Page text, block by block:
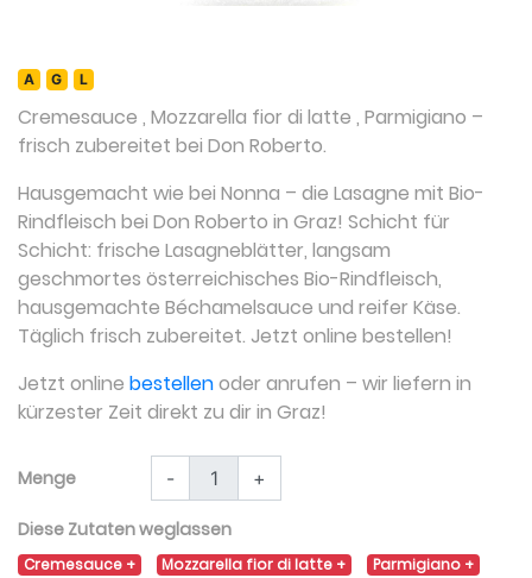
A G L
Cremesauce , Mozzarella fior di latte , Parmigiano –
frisch zubereitet bei Don Roberto.
Hausgemacht wie bei Nonna – die Lasagne mit Bio-
Rindfleisch bei Don Roberto in Graz! Schicht für
Schicht: frische Lasagneblätter, langsam
geschmortes österreichisches Bio-Rindfleisch,
hausgemachte Béchamelsauce und reifer Käse.
Täglich frisch zubereitet. Jetzt online bestellen!
Jetzt online bestellenoder anrufen – wir liefern in
kürzester Zeit direkt zu dir in Graz!
Menge - +
Diese Zutaten weglassen
Cremesauce Mozzarella fior di latte Parmigiano